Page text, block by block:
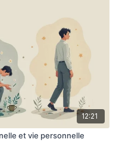
12:21
et vie personnelle